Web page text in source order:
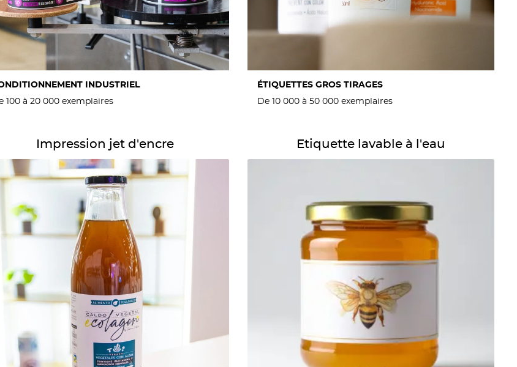
INDUSTRIEL
100 à 20 000 exemplaires
ÉTIQUETTES GROS TIRAGES
De 10 000 à 50 000 exemplaires
Impression jet d'encre
Impression jet d'encre
Etiquette lavable à l'eau
Détails Etiquette lavable à l'eau